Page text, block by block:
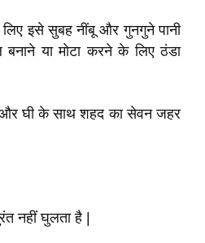
इसे सुबह नींबू और गुनगुने पानी
या मोटा करने के लिए ठंडा
घी के साथ शहद का सेवन जहर
नहीं घुलता है |